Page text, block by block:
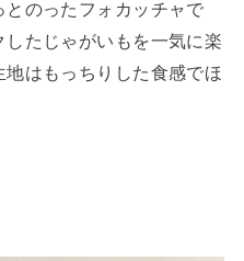
のったフォカッチャで
たじゃがいもを一気に楽
はもっちりした食感でほ